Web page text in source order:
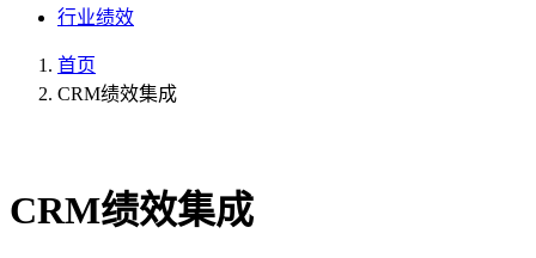
行业绩效
首页
CRM绩效集成
CRM绩效集成